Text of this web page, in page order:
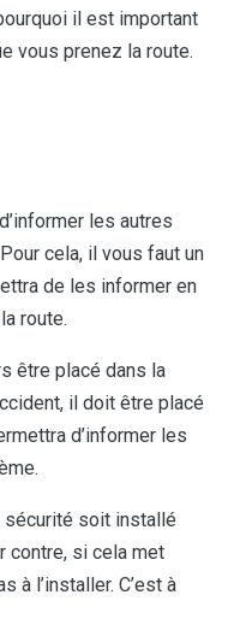
il est important
vous prenez la route.
les autres
cela, il vous faut un
de les informer en
route.
être placé dans la
il doit être placé
d’informer les
sécurité soit installé
contre, si cela met
à l’installer. C’est à